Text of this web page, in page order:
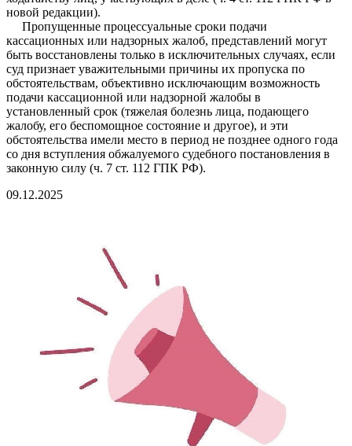
новой редакции).
Пропущенные процессуальные сроки подачи
кассационных или надзорных жалоб, представлений могут
быть восстановлены только в исключительных случаях, если
суд признает уважительными причины их пропуска по
обстоятельствам, объективно исключающим возможность
подачи кассационной или надзорной жалобы в
установленный срок (тяжелая болезнь лица, подающего
жалобу, его беспомощное состояние и другое), и эти
обстоятельства имели место в период не позднее одного года
со дня вступления обжалуемого судебного постановления в
законную силу (ч. 7 ст. 112 ГПК РФ).
09.12.2025